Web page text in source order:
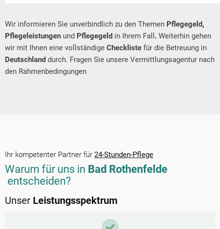
Wir informieren Sie unverbindlich zu den Themen Pflegegeld,
Pflegeleistungen und Pflegegeld in Ihrem Fall . Weiterhin gehen
wir mit Ihnen eine vollständige Checkliste für die Betreuung in
Deutschland durch. Fragen Sie unsere Vermittlungsagentur nach
den Rahmenbedingungen
Ihr kompetenter Partner für 24-Stunden-Pflege
Warum für uns in Bad Rothenfelde
entscheiden?
Unser Leistungsspektrum